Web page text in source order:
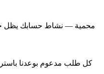
كل طلب مدعوم بوعدنا